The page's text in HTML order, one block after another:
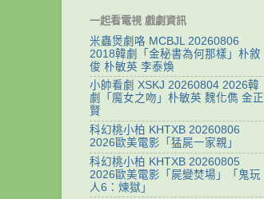
一起看電視 戲劇資訊
米蟲煲劇咯 MCBJL 20260806
2018韓劇「金秘書為何那樣」朴敘
俊 朴敏英 李泰煥
小帥看劇 XSKJ 20260804 2026韓
劇「魔女之吻」朴敏英 魏化儁 金正
賢
科幻桃小柏 KHTXB 20260806
2026歐美電影「猛屍一家親」
科幻桃小柏 KHTXB 20260805
2026歐美電影「屍變焚場」「鬼玩
人6：煉獄」